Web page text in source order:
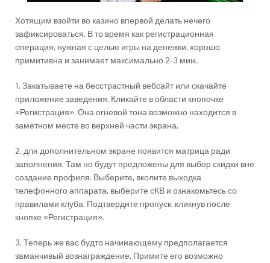
Хотящим взойти во казино впервой делать нечего
зафиксироваться. В то время как регистрационная
операция, нужная с целью игры на денежки, хорошо
примитивна и занимает максимально 2-3 мин..
1. Закатываете на бесстрастный вебсайт или скачайте
приложение заведения. Кликайте в области кнопочке
«Регистрация». Она огневой тона возможно находится в
заметном месте во верхней части экрана.
2. для дополнительном экране появится матрица ради
заполнения. Там но будут предложены для выбор скидки вне
создание профиля. Выберите, вколите выходка
телефонного аппарата, выберите сКВ и ознакомьтесь со
правилами клуба. Подтвердите пропуск, кликнув после
кнопке «Регистрация».
3. Теперь же вас будто начинающему предполагается
заманчивый вознаграждение. Примите его возможно